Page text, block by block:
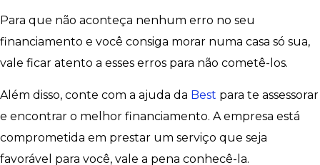
Para que não aconteça nenhum erro no seu
financiamento e você consiga morar numa casa só sua,
vale ficar atento a esses erros para não cometê-los.
Além disso, conte com a ajuda da Best para te assessorar
e encontrar o melhor financiamento. A empresa está
comprometida em prestar um serviço que seja
favorável para você, vale a pena conhecê-la.